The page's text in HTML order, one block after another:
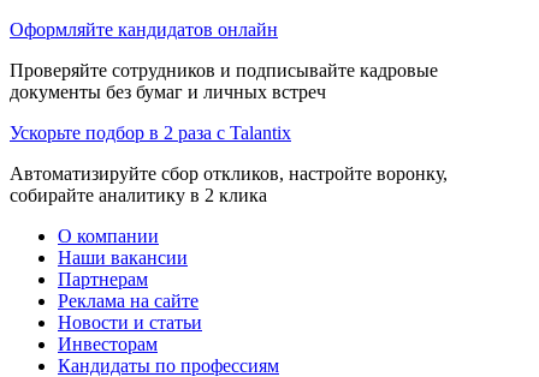
Оформляйте кандидатов онлайн
Проверяйте сотрудников и подписывайте кадровые
документы без бумаг и личных встреч
Ускорьте подбор в 2 раза с Talantix
Автоматизируйте сбор откликов, настройте воронку,
собирайте аналитику в 2 клика
О компании
Наши вакансии
Партнерам
Реклама на сайте
Новости и статьи
Инвесторам
Кандидаты по профессиям